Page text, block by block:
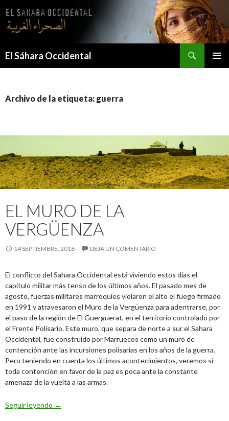
contenido
El Sáhara Occidental
Archivo de la etiqueta: guerra
EL MURO DE LA
VERGÜENZA
14 SEPTIEMBRE, 2016 DEJA UN COMENTARIO
El conflicto del Sahara Occidental está viviendo estos días el
capítulo militar más tenso de los últimos años. El pasado mes de
agosto, fuerzas militares marroquíes violaron el alto el fuego firmado
en 1991 y atravesaron el Muro de la Vergüenza para adentrarse, por
el paso de la región de El Guerguerat, en el territorio controlado por
el Frente Polisario. Este muro, que separa de norte a sur el Sahara
Occidental, fue construido por Marruecos como un muro de
contención ante las incursiones polisarias en los años de la guerra.
Pero teniendo en cuenta los últimos acontecimientos, veremos si
toda contención en favor de la paz es poca ante la constante
amenaza de la vuelta a las armas.
Seguir leyendo El Muro de la Vergüenza
→